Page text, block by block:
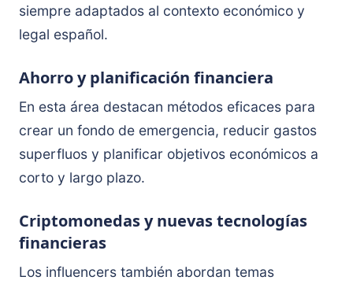
siempre adaptados al contexto económico y
legal español.
Ahorro y planificación financiera
En esta área destacan métodos eficaces para
crear un fondo de emergencia, reducir gastos
superfluos y planificar objetivos económicos a
corto y largo plazo.
Criptomonedas y nuevas tecnologías
financieras
Los influencers también abordan temas